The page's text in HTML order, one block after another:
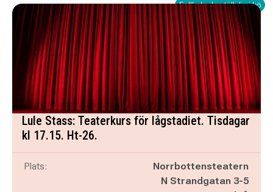
Fullbokad - ställ dig i kö
Lule Stass: Teaterkurs för lågstadiet. Tisdagar
kl 17.15. Ht-26.
Plats:
Norrbottensteatern
N Strandgatan 3-5